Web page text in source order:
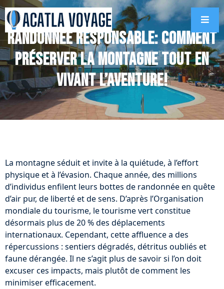
Randonnée responsable: Comment
préserver la montagne tout en
vivant l’aventure!
La montagne séduit et invite à la quiétude, à l’effort
physique et à l’évasion. Chaque année, des millions
d’individus enfilent leurs bottes de randonnée en quête
d’air pur, de liberté et de sens. D’après l’Organisation
mondiale du tourisme, le tourisme vert constitue
désormais plus de 20 % des déplacements
internationaux. Cependant, cette affluence a des
répercussions : sentiers dégradés, détritus oubliés et
faune dérangée. Il ne s’agit plus de savoir si l’on doit
excuser ces impacts, mais plutôt de comment les
minimiser efficacement.